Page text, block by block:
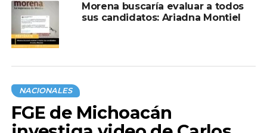
Morena buscaría evaluar a todos
sus candidatos: Ariadna Montiel
NACIONALES
FGE de Michoacán